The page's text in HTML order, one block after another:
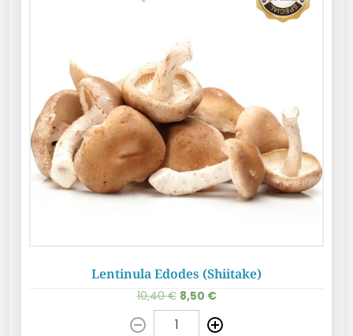
Pridať do košíka
Lentinula Edodes (Shiitake)
10,40€ 8,50 €